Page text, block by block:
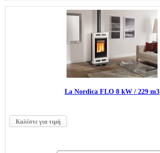
La Nordica FLO 8 kW / 229 m3
Καλέστε για τιμή